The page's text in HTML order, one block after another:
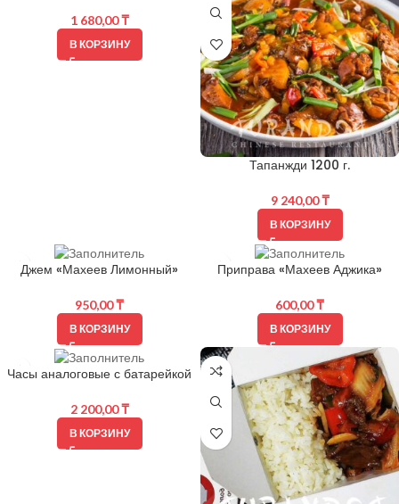
1 680,00₸
В КОРЗИНУ
Тапанжди 1200 г.
9 240,00₸
В КОРЗИНУ
Джем «Махеев Лимонный»
950,00₸
В КОРЗИНУ
Приправа «Махеев Аджика»
600,00₸
В КОРЗИНУ
Часы аналоговые с батарейкой
2 200,00₸
В КОРЗИНУ